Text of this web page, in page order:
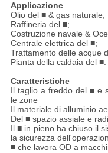
Applicazione
Olio del ■ & gas naturale;
Raffineria del ■;
Costruzione navale &
Centrale elettrica del ■;
Trattamento delle acque
Pianta della caldaia del ■.
Caratteristiche
Il taglio a freddo del ■ e
le zone
Il materiale di alluminio
Del ■ spazio assiale e
Il ■ in pieno ha chiuso il
la sicurezza
■ che lavora OD a